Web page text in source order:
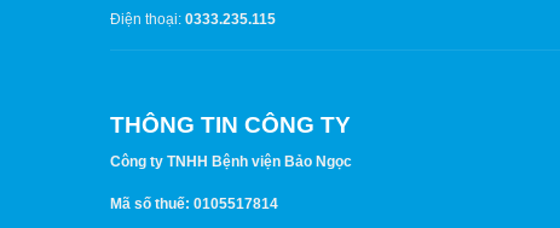
Điện thoại: 0333.235.115
THÔNG TIN CÔNG TY
Công ty TNHH Bệnh viện Bảo Ngọc
Mã số thuế: 0105517814